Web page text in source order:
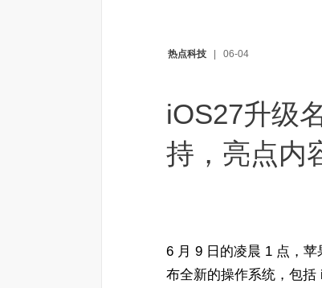
热点科技 06-04
iOS27升级
持，亮点内
6 月 9 日的凌晨 1 点，
布全新的操作系统，包括